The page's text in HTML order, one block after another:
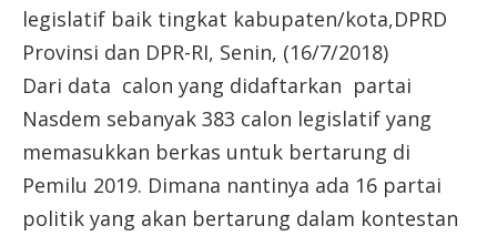
legislatif baik tingkat kabupaten/kota,DPRD
Provinsi dan DPR-RI, Senin, (16/7/2018)
Dari data calon yang didaftarkan partai
Nasdem sebanyak 383 calon legislatif yang
memasukkan berkas untuk bertarung di
Pemilu 2019. Dimana nantinya ada 16 partai
politik yang akan bertarung dalam kontestan